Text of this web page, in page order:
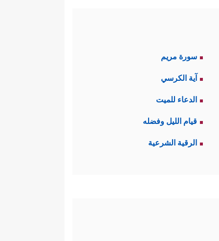
سورة مريم
آية الكرسي
الدعاء للميت
قيام الليل وفضله
الرقية الشرعية